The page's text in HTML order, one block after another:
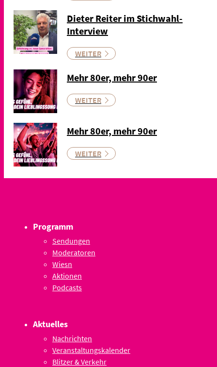
Dieter Reiter im Stichwahl-
Interview
WEITER
Mehr 80er, mehr 90er
WEITER
Mehr 80er, mehr 90er
WEITER
Programm
Sendungen
Moderatoren
Wiesn
Aktionen
Podcasts
Aktuelles
Nachrichten
Veranstaltungskalender
Blitzer & Verkehr